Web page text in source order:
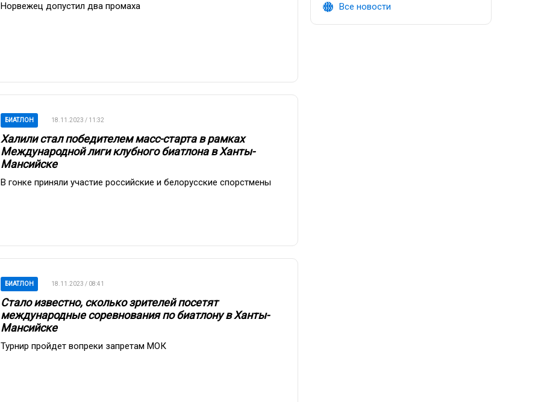
Норвежец допустил два промаха
БИАТЛОН 18.11.2023 / 11:32
Халили стал победителем масс-старта в рамках
Международной лиги клубного биатлона в Ханты-
Мансийске
В гонке приняли участие российские и белорусские спорстмены
БИАТЛОН 18.11.2023 / 08:41
Стало известно, сколько зрителей посетят
международные соревнования по биатлону в Ханты-
Мансийске
Турнир пройдет вопреки запретам МОК
Все новости